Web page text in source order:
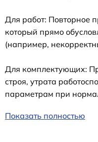
Для работ: Повторное
который прямо
(например,
Для комплектующих:
строя, утрата
параметрам при
Показать полностью